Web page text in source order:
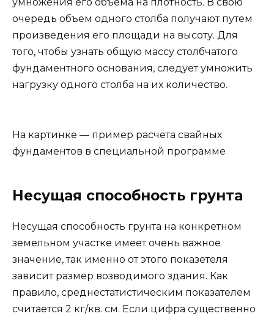
очередь объем одного столба получают путем
произведения его площади на высоту. Для
того, чтобы узнать общую массу столбчатого
фундаментного основания, следует умножить
нагрузку одного столба на их количество.
На картинке — пример расчета свайных
фундаментов в специальной программе
Несущая способность грунта
Несущая способность грунта на конкретном
земельном участке имеет очень важное
значение, так именно от этого показетеля
зависит размер возводимого здания. Как
правило, среднестатистическим показателем
считается 2 кг/кв. см. Если цифра существенно